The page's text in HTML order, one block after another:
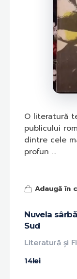
Nuvela
Sud
14lei
Literatură și
O literatură
publicului
dintre cele
profun ...
Adaugă în